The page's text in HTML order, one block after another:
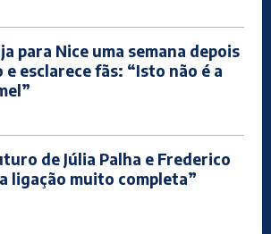
para Nice uma semana depois
e esclarece fãs: “Isto não é a
de Júlia Palha e Frederico
ligação muito completa”